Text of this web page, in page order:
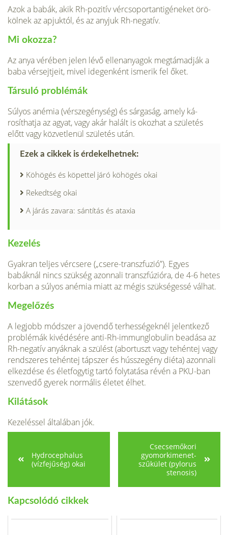
Azok a babák, akik Rh-pozitív vércsoportantigéneket örö­
kölnek az apjuktól, és az anyjuk Rh-negatív.
Mi okozza?
Az anya vérében jelen lé­vő ellenanyagok megtámadják a
baba vérsejtjeit, mivel idegenként ismerik fel őket.
Társuló problémák
Súlyos anémia (vérszegénység) és sárgaság, amely ká­
rosíthatja az agyat, vagy akár halált is okozhat a születés
előtt vagy közvetlenül születés után.
Ezek a cikkek is érdekelhetnek:
Köhögés és köpettel járó köhögés okai
Rekedtség okai
A járás zavara: sántítás és ataxia
Kezelés
Gyakran teljes vércsere („csere-transzfuzió”). Egyes
babáknál nincs szük­ség azonnali transzfúzióra, de 4-6 hetes
korban a súlyos anémia miatt az mégis szükségessé válhat.
Megelőzés
A legjobb módszer a jövendő terhességeknél je­lentkező
problémák kivédésére anti-Rh-immunglobulin beadása az
Rh-negatív anyáknak a szülést (abortuszt vagy tehéntej vagy
rendsze­res tehéntej tápszer és hússzegény diéta) azonnali
elkezdése és életfogytig tartó folytatása révén a PKU-ban
szenvedő gyerek normális életet élhet.
Kilátások
Kezeléssel általában jók.
Hydrocephalus
(vízfejűség) okai
Csecsemőkori
gyomorkimenet-
szűkület (pylorus
stenosis)
Kapcsolódó cikkek